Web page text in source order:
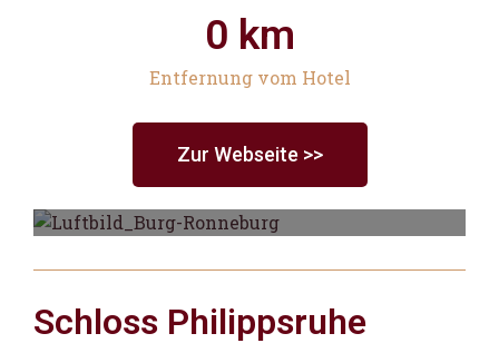
0 km
Entfernung vom Hotel
Zur Webseite >>
Schloss Philippsruhe